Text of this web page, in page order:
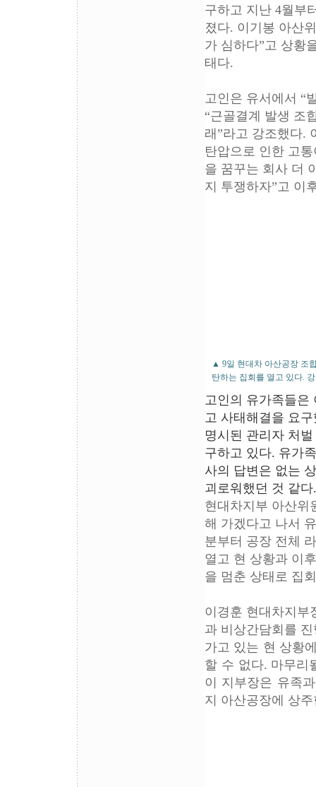
구하고 지난 4월부
졌다. 이기봉 아산
가 심하다”고 상황
태다.
고인은 유서에서 “
“근골결계 발생 조
래”라고 강조했다.
탄압으로 인한 고
을 꿈꾸는 회사 더
지 투쟁하자”고 이
▲ 9일 현대차 아산공장 조
탄하는 집회를 열고 있다.
고인의 유가족들은
고 사태해결을 요
명시된 관리자 처
구하고 있다. 유가
사의 답변은 없는
괴로워했던 것 같
현대차지부 아산위
해 가겠다고 나서
분부터 공장 전체
열고 현 상황과 이
을 멈춘 상태로 집
이경훈 현대차지부
과 비상간담회를
가고 있는 현 상황
할 수 없다. 마무리
이 지부장은 유족
지 아산공장에 상